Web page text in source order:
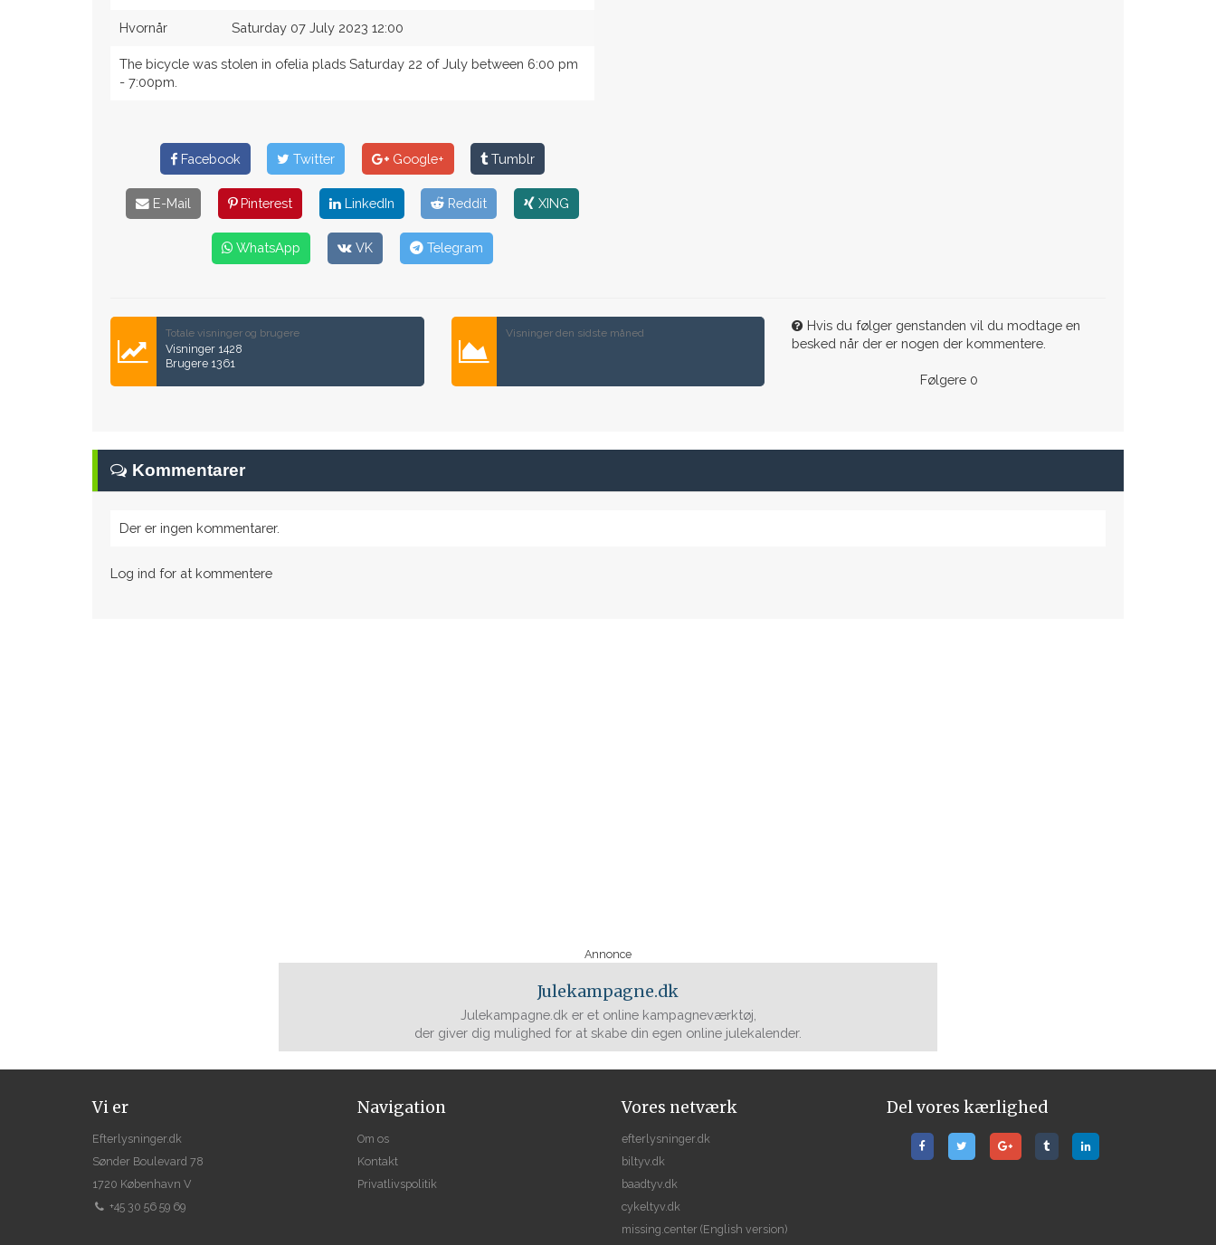
Hvornår Saturday 07 July 2023 12:00
The bicycle was stolen in ofelia plads Saturday 22 of July between 6:00 pm
- 7:00pm.
Facebook Twitter Google+ Tumblr
E-Mail Pinterest LinkedIn Reddit XING
WhatsApp VK Telegram
Totale visninger og brugere
Visninger 1428
Brugere 1361
Visninger den sidste måned
Hvis du følger genstanden vil du modtage en
besked når der er nogen der kommentere.
Følgere 0
Kommentarer
Der er ingen kommentarer.
Log ind for at kommentere
Annonce
Julekampagne.dk
Julekampagne.dk er et online kampagneværktøj,
der giver dig mulighed for at skabe din egen online julekalender.
Vi er
Efterlysninger.dk
Sønder Boulevard 78
1720 København V
+45 30 56 59 69
Navigation
Om os
Kontakt
Privatlivspolitik
Vores netværk
efterlysninger.dk
biltyv.dk
baadtyv.dk
cykeltyv.dk
missing.center (English version)
Del vores kærlighed